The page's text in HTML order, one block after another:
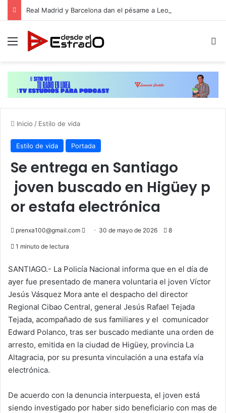
Menú
Inicio / Estilo de vida
Estilo de vida Portada
Se entrega en Santiago
joven buscado en Higüey p
or estafa electrónica
prenxa100@gmail.com
Send 30 de mayo de 2026 8
1 minuto de lectura
SANTIAGO.- La Policía Nacional informa que en el día de
ayer fue presentado de manera voluntaria el joven Víctor
Jesús Vásquez Mora ante el despacho del director
Regional Cibao Central, general Jesús Rafael Tejada
Tejada, acompañado de sus familiares y el comunicador
Edward Polanco, tras ser buscado mediante una orden de
arresto, emitida en la ciudad de Higüey, provincia La
Altagracia, por su presunta vinculación a una estafa vía
electrónica.
De acuerdo con la denuncia interpuesta, el joven está
siendo investigado por haber sido beneficiario con mas de